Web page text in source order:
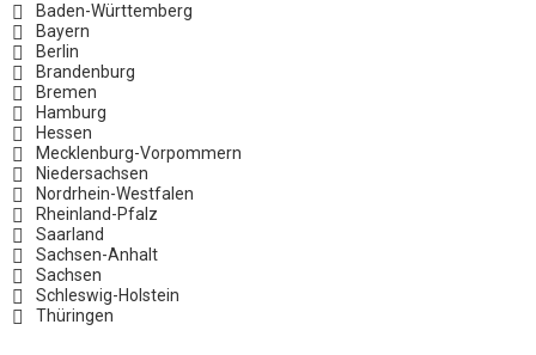
Baden-Württemberg
Bayern
Berlin
Brandenburg
Bremen
Hamburg
Hessen
Mecklenburg-Vorpommern
Niedersachsen
Nordrhein-Westfalen
Rheinland-Pfalz
Saarland
Sachsen-Anhalt
Sachsen
Schleswig-Holstein
Thüringen